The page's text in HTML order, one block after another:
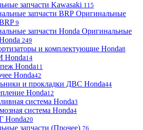
запчасти Kawasaki 115
Оригинальные
9
Оригинальные
249
и комплектующие Honda8
Honda14
Honda11
Honda42
и прокладки ДВС Honda44
Honda12
система Honda3
система Honda4
Honda20
запчасти (Прочее) 76